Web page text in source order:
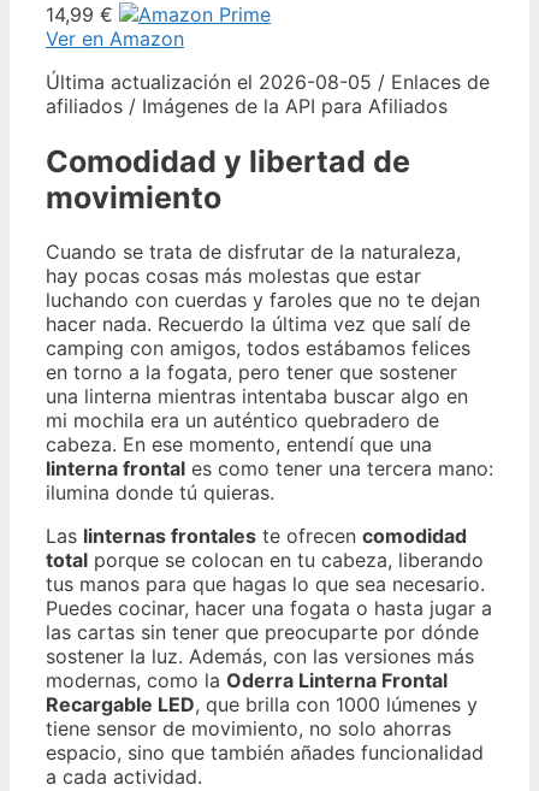
14,99 €
Ver en Amazon
Última actualización el 2026-08-05 / Enlaces de
afiliados / Imágenes de la API para Afiliados
Comodidad y libertad de
movimiento
Cuando se trata de disfrutar de la naturaleza,
hay pocas cosas más molestas que estar
luchando con cuerdas y faroles que no te dejan
hacer nada. Recuerdo la última vez que salí de
camping con amigos, todos estábamos felices
en torno a la fogata, pero tener que sostener
una linterna mientras intentaba buscar algo en
mi mochila era un auténtico quebradero de
cabeza. En ese momento, entendí que una
linterna frontal es como tener una tercera mano:
ilumina donde tú quieras.
Las linternas frontales te ofrecen comodidad
total porque se colocan en tu cabeza, liberando
tus manos para que hagas lo que sea necesario.
Puedes cocinar, hacer una fogata o hasta jugar a
las cartas sin tener que preocuparte por dónde
sostener la luz. Además, con las versiones más
modernas, como la Oderra Linterna Frontal
Recargable LED, que brilla con 1000 lúmenes y
tiene sensor de movimiento, no solo ahorras
espacio, sino que también añades funcionalidad
a cada actividad.